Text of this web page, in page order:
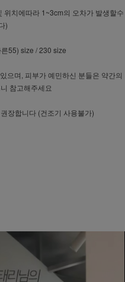
위치에따라 1~3cm의 오차가 발생할수
)
55) size / 230 size
으며, 피부가 예민하신 분들은 약간의
참고해주세요
장합니다 (건조기 사용불가)